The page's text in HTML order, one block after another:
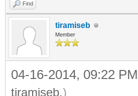
Find
tiramiseb
Member
04-16-2014, 09:22 PM
tiramiseb.)